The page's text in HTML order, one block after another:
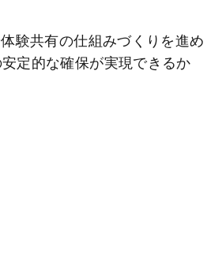
験共有の仕組みづくりを進め
定的な確保が実現できるか